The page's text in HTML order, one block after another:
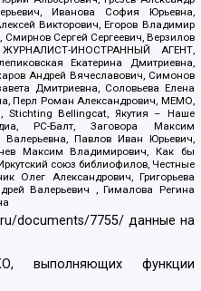
Иванова София Юрьевна,
Викторович, Егоров Владимир
Сергей Сергеевич, Верзилов
ИНОСТРАННЫЙ АГЕНТ,
Екатерина Дмитриевна,
Андрей Вячеславович, Симонов
Дмитриевна, Соловьева Елена
Перл Роман Александрович, МЕМО,
Stichting Bellingcat, Якутия – Наше
РС-Балт, Заговора Максим
Павлов Иван Юрьевич,
Максим Владимирович, Как бы
союз библиофилов, Честные
Олег Александрович, Григорьева
Валерьевич , Гималова Регина
documents/7755/ данные на
выполняющих функции